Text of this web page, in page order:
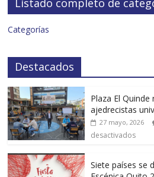
Listado completo de
Categorías
Destacados
Plaza El
ajedrecistas
27 mayo, 2026
desactivados
Siete países se